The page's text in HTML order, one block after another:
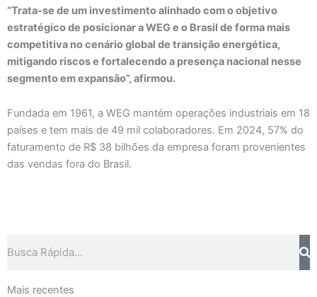
“Trata-se de um investimento alinhado com o objetivo
estratégico de posicionar a WEG e o Brasil de forma mais
competitiva no cenário global de transição energética,
mitigando riscos e fortalecendo a presença nacional nesse
segmento em expansão”, afirmou.
Fundada em 1961, a WEG mantém operações industriais em 18
países e tem mais de 49 mil colaboradores. Em 2024, 57% do
faturamento de R$ 38 bilhões da empresa foram provenientes
das vendas fora do Brasil.
Mais recentes